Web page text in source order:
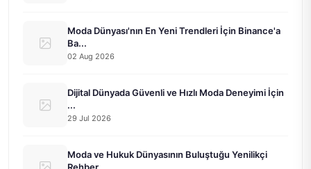
Moda Dünyası'nın En Yeni Trendleri İçin Binance'a
Ba...
02 Aug 2026
Dijital Dünyada Güvenli ve Hızlı Moda Deneyimi İçin
...
29 Jul 2026
Moda ve Hukuk Dünyasının Buluştuğu Yenilikçi